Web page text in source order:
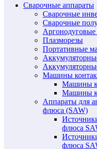
Сварочные аппараты
Сварочные
Сварочные
Плазморезы
Портативные
Машины
Машины
Машины
Аппараты для
флюса (SAW)
флюса
флюса